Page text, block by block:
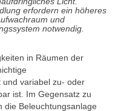
erfordern ein höheres
und
notwendig.
in Räumen der
und variabel zu- oder
ist. Im Gegensatz zu
die Beleuchtungsanlage